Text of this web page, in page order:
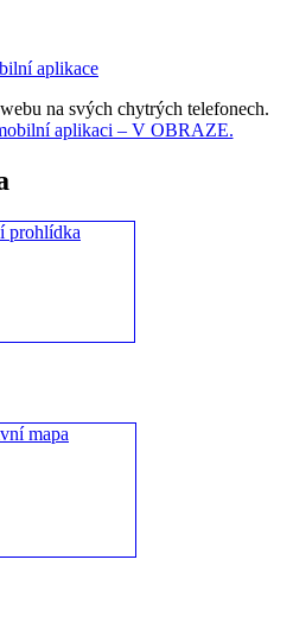
na svých chytrých telefonech.
aplikaci – V OBRAZE.